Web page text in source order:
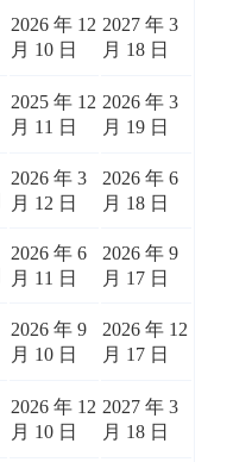
2026 年 12
月 10 日
2027 年 3
月 18 日
2025 年 12
月 11 日
2026 年 3
月 19 日
2026 年 3
月 12 日
2026 年 6
月 18 日
2026 年 6
月 11 日
2026 年 9
月 17 日
2026 年 9
月 10 日
2026 年 12
月 17 日
2026 年 12
月 10 日
2027 年 3
月 18 日